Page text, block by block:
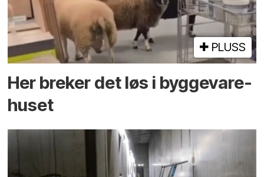
PLUSS
Her breker det løs i bygge­vare­
huset